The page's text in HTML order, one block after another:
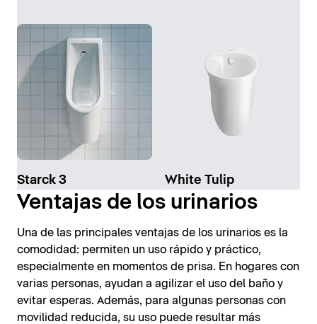
Starck 3 White Tulip
Ventajas de los urinarios
Una de las principales ventajas de los urinarios es la
comodidad: permiten un uso rápido y práctico,
especialmente en momentos de prisa. En hogares con
varias personas, ayudan a agilizar el uso del baño y
evitar esperas. Además, para algunas personas con
movilidad reducida, su uso puede resultar más